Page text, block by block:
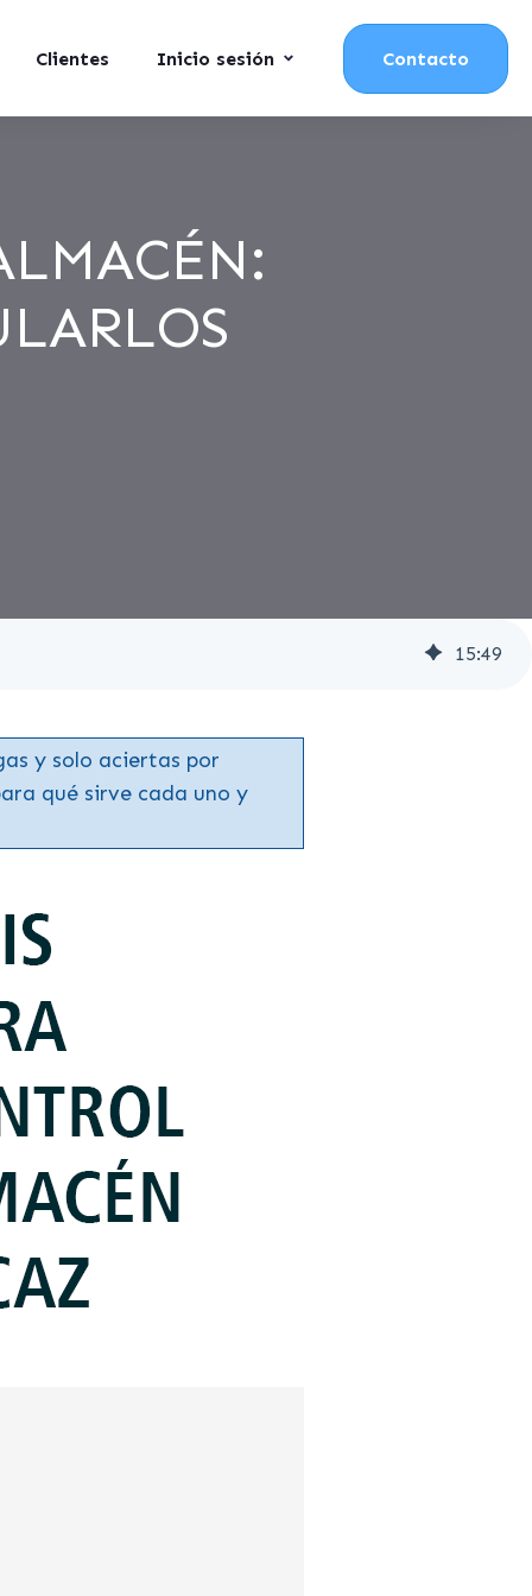
Clientes Inicio sesión Contacto
15:49
y solo aciertas por
qué sirve cada uno y